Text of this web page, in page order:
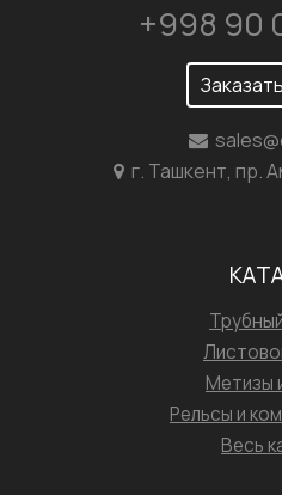
+998 90
г. Ташкент, пр.
Метизы
Рельсы и
Весь